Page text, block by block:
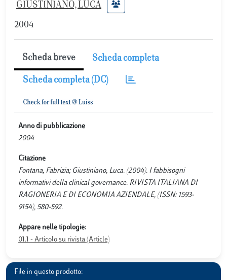
GIUSTINIANO, LUCA
2004
Scheda breve Scheda completa
Scheda completa (DC)
Anno di pubblicazione
2004
Citazione
Fontana, Fabrizia; Giustiniano, Luca. (2004). I fabbisogni
informativi della clinical governance. RIVISTA ITALIANA DI
RAGIONERIA E DI ECONOMIA AZIENDALE, (ISSN: 1593-
9154), 580-592.
Appare nelle tipologie:
01.1 - Articolo su rivista (Article)
File in questo prodotto: